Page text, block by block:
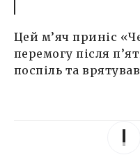
Цей м’яч приніс
перемогу після
поспіль та